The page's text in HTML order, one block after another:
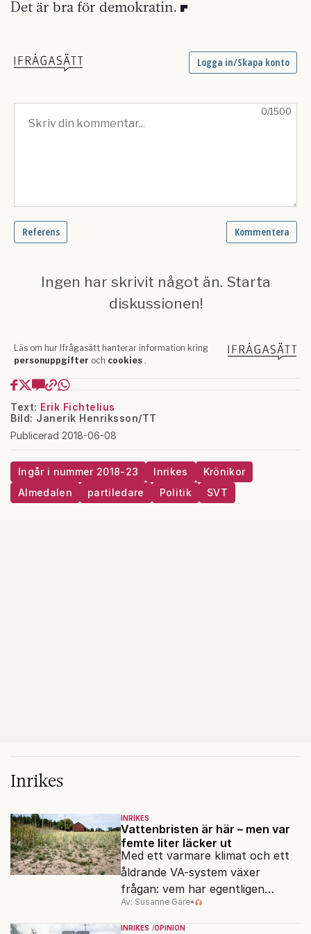
Det är bra för demokratin.
Text: Erik Fichtelius
Bild: Janerik Henriksson/TT
Publicerad 2018-06-08
Ingår i nummer 2018-23 Inrikes
Krönikor
Almedalen
partiledare Politik SVT
Inrikes
INRIKES
Vattenbristen är här – men var
femte liter läcker ut
Med ett varmare klimat och ett
åldrande VA-system växer
frågan: vem har egentligen
ansvar för Sveriges
vattenresurser?
Av: Susanne Gäre•
INRIKES OPINION